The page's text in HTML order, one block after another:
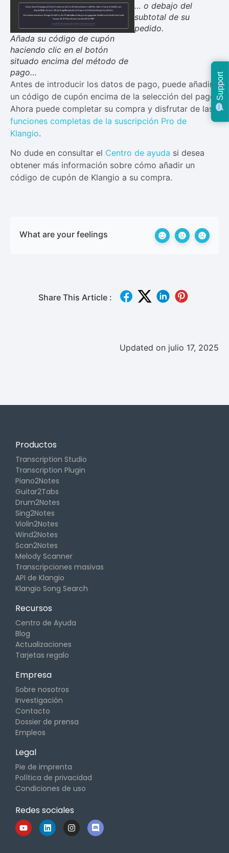
Añada su código de cupón
haciendo clic en el botón
situado encima del método de
pago…
… o debajo del
subtotal de su
pedido.
Antes de introducir los datos de pago, puede añadir
un código de cupón encima de la selección del pago.
Ahora puede completar su compra y disfrutar de las
funciones completas de la suscripción Pro de
Klangio.
No dude en consultar el Centro de ayuda si desea
obtener más información sobre cómo añadir un
código de cupón de Klangio a su compra.
What are your feelings
Share This Article :
Updated on julio 17, 2025
Productos
Transcription Studio
Transcription Plugin
Piano2Notes
Guitar2Tabs
Drum2Notes
Sing2Notes
Violin2Notes
Wind2Notes
Scan2Notes
Melody Scanner
Transcripciones masivas
API de Klangio
Klangio Song Search
Recursos
Centro de Ayuda
Blog
Actualizaciones
Tarjetas regalo
Empresa
Sobre nosotros
Investigación
Contacto
Dossier de prensa
Empleos
Legal
Pie de imprenta
Política de privacidad
Condiciones de uso
Redes sociales
Support